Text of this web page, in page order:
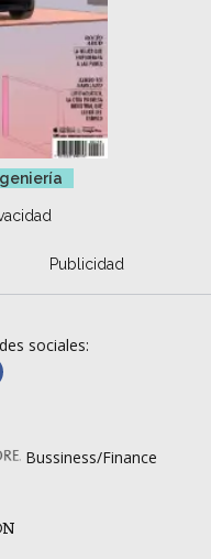
Publicidad
sociales:
Bussiness/Finance